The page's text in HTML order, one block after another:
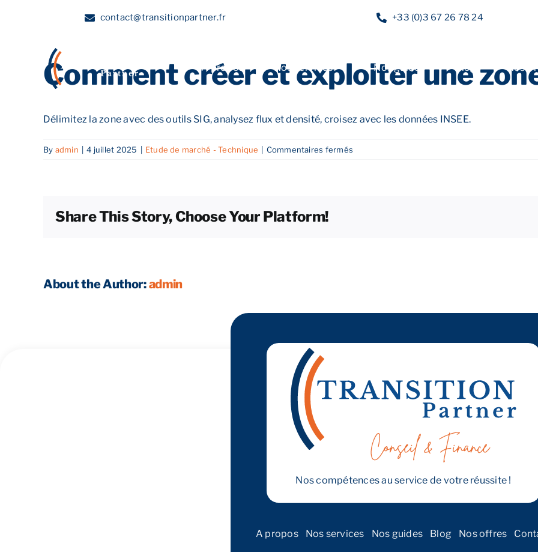
contact@transitionpartner.fr +33 (0)3 67 26 78 24
A propos Nos services Nos guides Blog Nos
Comment créer et exploiter une
Délimitez la zone avec des outils SIG, analysez flux et densité, croisez avec les données INSEE.
By admin 4 juillet 2025 Etude de marché - Technique Commentaires fermés
Share This Story, Choose Your Platform!
About the Author:admin
Nos compétences au service de votre réussite !
A propos Nos services Nos guides Blog Nos offres